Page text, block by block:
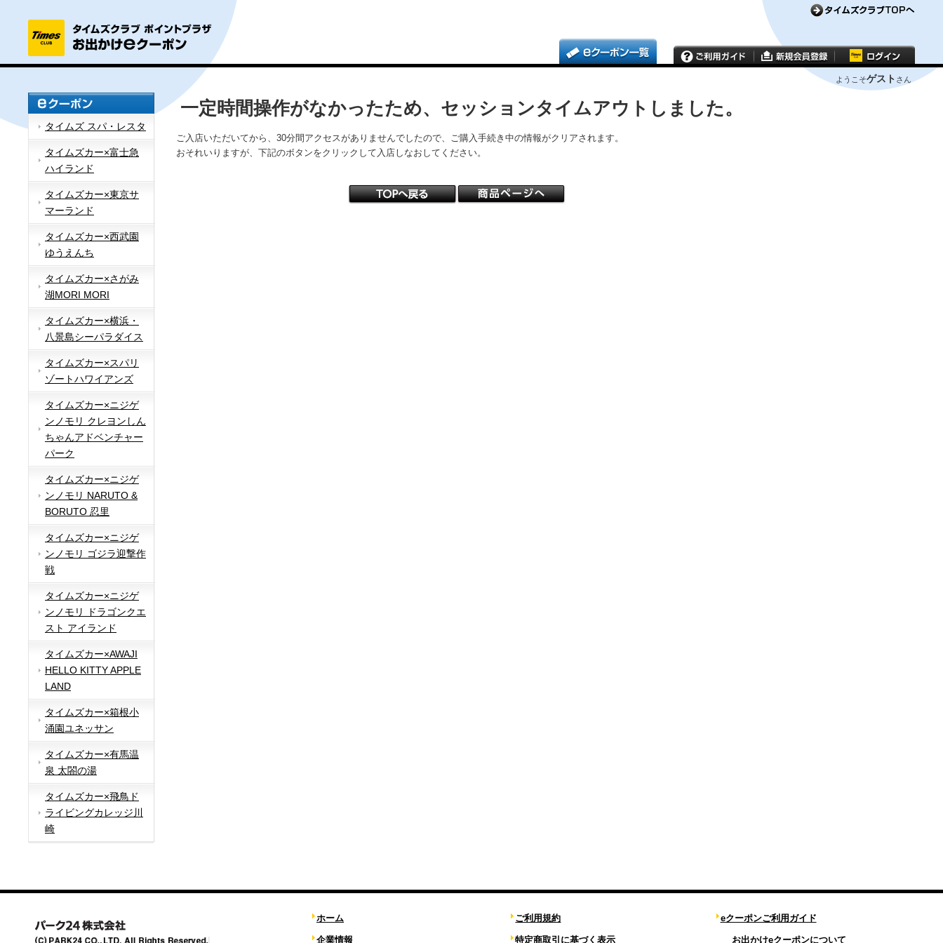
ようこそゲスト さん
タイムズ スパ・レスタ
タイムズカー×富士急
ハイランド
タイムズカー×東京サ
マーランド
タイムズカー×西武園
ゆうえんち
タイムズカー×さがみ
湖MORI MORI
タイムズカー×横浜・
八景島シーパラダイス
タイムズカー×スパリ
ゾートハワイアンズ
タイムズカー×ニジゲ
ンノモリ クレヨンしん
ちゃんアドベンチャー
パーク
タイムズカー×ニジゲ
ンノモリ NARUTO &
BORUTO 忍里
タイムズカー×ニジゲ
ンノモリ ゴジラ迎撃作
戦
タイムズカー×ニジゲ
ンノモリ ドラゴンクエ
スト アイランド
タイムズカー×AWAJI
HELLO KITTY APPLE
LAND
タイムズカー×箱根小
涌園ユネッサン
タイムズカー×有馬温
泉 太閤の湯
タイムズカー×飛鳥ド
ライビングカレッジ川
崎
一定時間操作がなかったため、セッションタイムアウトしました。
ご入店いただいてから、30分間アクセスがありませんでしたので、ご購入手続き中の情報がクリアされます。
おそれいりますが、下記のボタンをクリックして入店しなおしてください。
ホーム
企業情報
ご利用規約
特定商取引に基づく表示
eクーポンご利用ガイド
お出かけeクーポンについて